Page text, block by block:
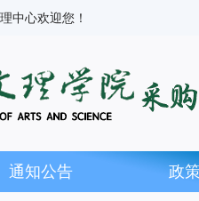
中心欢迎您！
通知公告 政